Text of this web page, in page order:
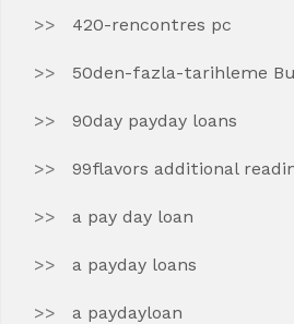
420-rencontres pc
50den-fazla-tarihleme
90day payday loans
99flavors additional
a pay day loan
a payday loans
a paydayloan